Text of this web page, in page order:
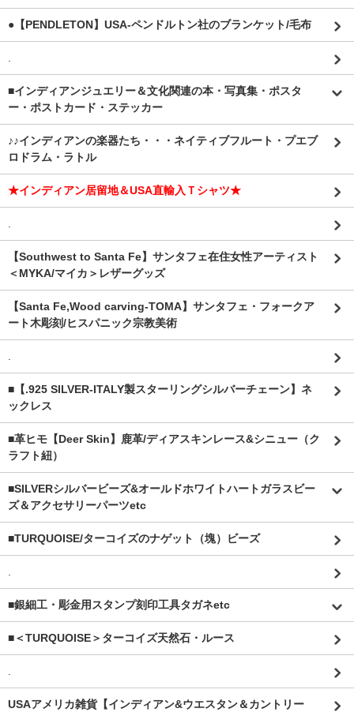
●【PENDLETON】USA-ペンドルトン社のブランケット/毛布
.
■インディアンジュエリー＆文化関連の本・写真集・ポスタ
ー・ポストカード・ステッカー
♪♪インディアンの楽器たち・・・ネイティブフルート・プエブ
ロドラム・ラトル
★インディアン居留地＆USA直輸入Ｔシャツ★
.
【Southwest to Santa Fe】サンタフェ在住女性アーティスト
＜MYKA/マイカ＞レザーグッズ
【Santa Fe,Wood carving-TOMA】サンタフェ・フォークア
ート木彫刻/ヒスパニック宗教美術
.
■【.925 SILVER-ITALY製スターリングシルバーチェーン】ネ
ックレス
■革ヒモ【Deer Skin】鹿革/ディアスキンレース&シニュー（ク
ラフト紐）
■SILVERシルバービーズ&オールドホワイトハートガラスビー
ズ＆アクセサリーパーツetc
■TURQUOISE/ターコイズのナゲット（塊）ビーズ
.
■銀細工・彫金用スタンプ刻印工具タガネetc
■＜TURQUOISE＞ターコイズ天然石・ルース
.
USAアメリカ雑貨【インディアン&ウエスタン＆カントリー